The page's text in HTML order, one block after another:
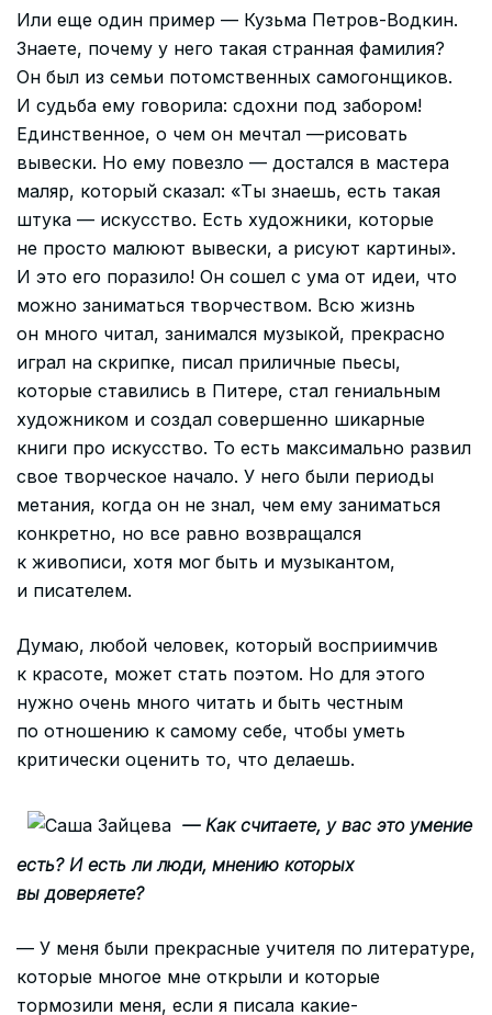
Или еще один пример — Кузьма Петров-Водкин.
Знаете, почему у него такая странная фамилия?
Он был из семьи потомственных самогонщиков.
И судьба ему говорила: сдохни под забором!
Единственное, о чем он мечтал —рисовать
вывески. Но ему повезло — достался в мастера
маляр, который сказал: «Ты знаешь, есть такая
штука — искусство. Есть художники, которые
не просто малюют вывески, а рисуют картины».
И это его поразило! Он сошел с ума от идеи, что
можно заниматься творчеством. Всю жизнь
он много читал, занимался музыкой, прекрасно
играл на скрипке, писал приличные пьесы,
которые ставились в Питере, стал гениальным
художником и создал совершенно шикарные
книги про искусство. То есть максимально развил
свое творческое начало. У него были периоды
метания, когда он не знал, чем ему заниматься
конкретно, но все равно возвращался
к живописи, хотя мог быть и музыкантом,
и писателем.
Думаю, любой человек, который восприимчив
к красоте, может стать поэтом. Но для этого
нужно очень много читать и быть честным
по отношению к самому себе, чтобы уметь
критически оценить то, что делаешь.
— Как считаете, у вас это умение
есть? И есть ли люди, мнению которых
вы доверяете?
— У меня были прекрасные учителя по литературе,
которые многое мне открыли и которые
тормозили меня, если я писала какие-